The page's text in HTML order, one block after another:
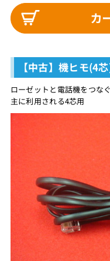
【中古】機ヒモ(4
ローゼットと電話機をつな
主に利用される4芯用